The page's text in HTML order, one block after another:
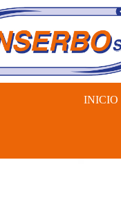
INICIO